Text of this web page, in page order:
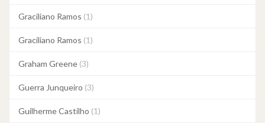
Graciliano Ramos (1)
Graciliano Ramos (1)
Graham Greene (3)
Guerra Junqueiro (3)
Guilherme Castilho (1)